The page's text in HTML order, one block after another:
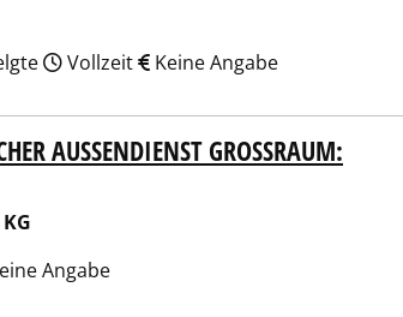
Vollzeit Keine Angabe
AUSSENDIENST GROSSRAUM: WA
Angabe